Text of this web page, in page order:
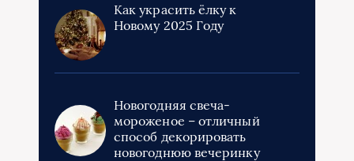
Как украсить ёлку к
Новому 2025 Году
Новогодняя свеча-
мороженое – отличный
способ декорировать
новогоднюю вечеринку